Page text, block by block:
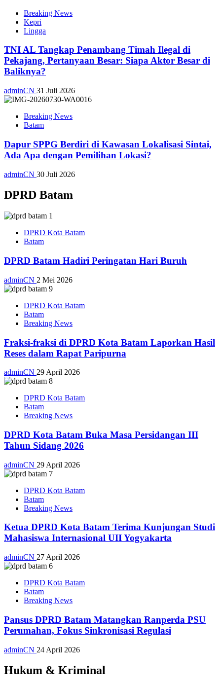
Breaking News
Kepri
Lingga
TNI AL Tangkap Penambang Timah Ilegal di
Pekajang, Pertanyaan Besar: Siapa Aktor Besar di
Baliknya?
adminCN 31 Juli 2026
Breaking News
Batam
Dapur SPPG Berdiri di Kawasan Lokalisasi Sintai,
Ada Apa dengan Pemilihan Lokasi?
adminCN 30 Juli 2026
DPRD Batam
DPRD Kota Batam
Batam
DPRD Batam Hadiri Peringatan Hari Buruh
adminCN 2 Mei 2026
DPRD Kota Batam
Batam
Breaking News
Fraksi-fraksi di DPRD Kota Batam Laporkan Hasil
Reses dalam Rapat Paripurna
adminCN 29 April 2026
DPRD Kota Batam
Batam
Breaking News
DPRD Kota Batam Buka Masa Persidangan III
Tahun Sidang 2026
adminCN 29 April 2026
DPRD Kota Batam
Batam
Breaking News
Ketua DPRD Kota Batam Terima Kunjungan Studi
Mahasiswa Internasional UII Yogyakarta
adminCN 27 April 2026
DPRD Kota Batam
Batam
Breaking News
Pansus DPRD Batam Matangkan Ranperda PSU
Perumahan, Fokus Sinkronisasi Regulasi
adminCN 24 April 2026
Hukum & Kriminal